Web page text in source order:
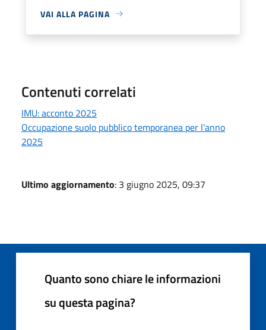
VAI ALLA PAGINA
Contenuti correlati
IMU: acconto 2025
Occupazione suolo pubblico temporanea per l’anno
2025
Ultimo aggiornamento: 3 giugno 2025, 09:37
Quanto sono chiare le informazioni
su questa pagina?